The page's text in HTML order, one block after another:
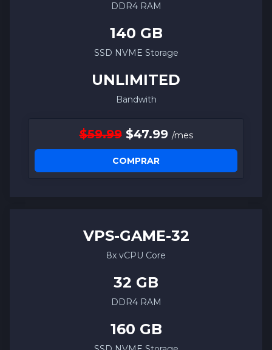
DDR4 RAM
140 GB
SSD NVME Storage
UNLIMITED
Bandwith
$59.99$47.99 /mes
COMPRAR
VPS-GAME-32
8x vCPU Core
32 GB
DDR4 RAM
160 GB